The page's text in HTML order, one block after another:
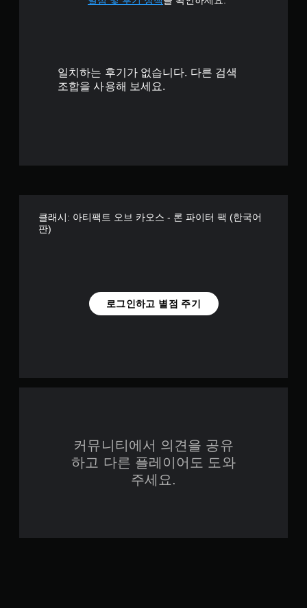
일치하는 후기가 없습니다. 다른 검색
조합을 사용해 보세요.
클래시: 아티팩트 오브 카오스 - 론 파이터 팩 (한국어
판)
로그인하고 별점 주기
커뮤니티에서 의견을 공유
하고 다른 플레이어도 도와
주세요.